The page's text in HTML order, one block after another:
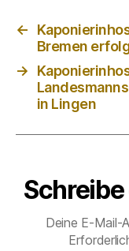
←
Bremen
→
in Lingen
Deine E-Mail-